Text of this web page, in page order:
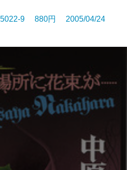
9 880円 2005/04/24